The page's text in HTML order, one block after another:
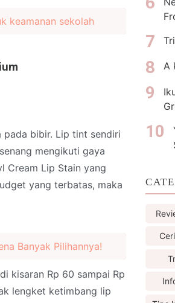
keamanan sekolah
pada bibir. Lip tint sendiri
mengikuti gaya
Cream Lip Stain yang
yang terbatas, maka
Banyak Pilihannya!
kisaran Rp 60 sampai Rp
lengket ketimbang lip
A